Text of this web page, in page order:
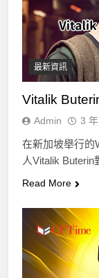
最新資訊
Vitalik
Admin 3
在新加坡舉行的
人Vitalik
Read More